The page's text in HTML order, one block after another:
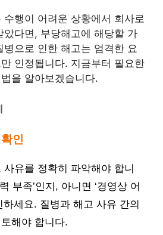
행이 어려운 상황에서 회사로
았다면, 부당해고에 해당할 가
병으로 인한 해고는 엄격한 요
인정됩니다. 지금부터 필요한
을 알아보겠습니다.
인
유를 정확히 파악해야 합니
부족’인지, 아니면 ‘경영상 어
하세요. 질병과 해고 사유 간의
해야 합니다.